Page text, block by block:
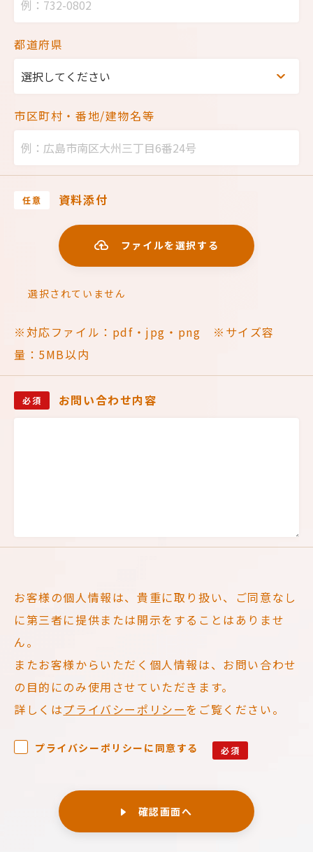
都道府県
市区町村・ 番地/建物名等
任意 資料添付
ファイルを選択する
選択されていません
※対応ファイル：pdf・jpg・png ※サイズ容
量：5MB以内
必須 お問い合わせ内容
お客様の個人情報は、貴重に取り扱い、ご同意なし
に第三者に提供または開示をすることはありませ
ん。
またお客様からいただく個人情報は、お問い合わせ
の目的にのみ使用させていただきます。
詳しくはプライバシーポリシーをご覧ください。
プライバシーポリシーに同意する 必須
確認画面へ